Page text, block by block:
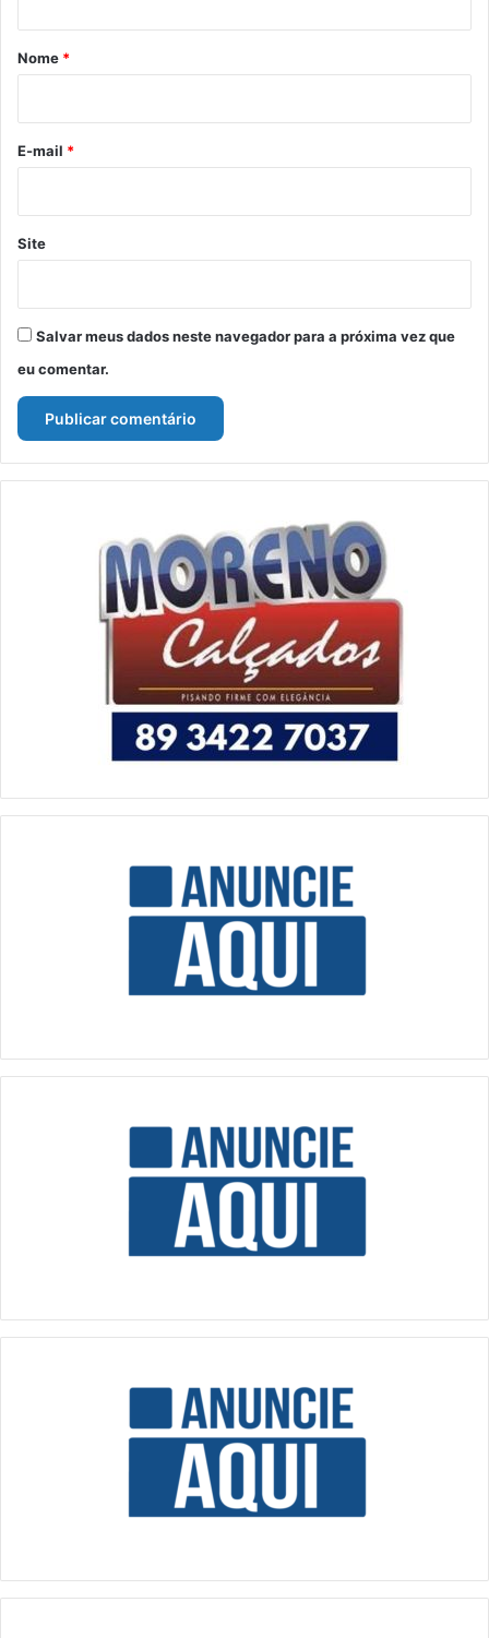
r
*
Nome *
E-mail *
Site
Salvar meus dados neste navegador para a próxima vez que
eu comentar.